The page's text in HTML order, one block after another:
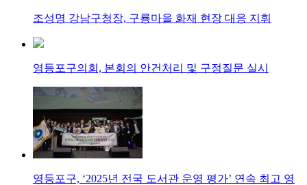
조성명 강남구청장, 구룡마을 화재 현장 대응 지휘
영등포구의회, 본회의 안건처리 및 구정질문 실시
영등포구, ‘2025년 전국 도서관 운영 평가’ 연속 최고 영